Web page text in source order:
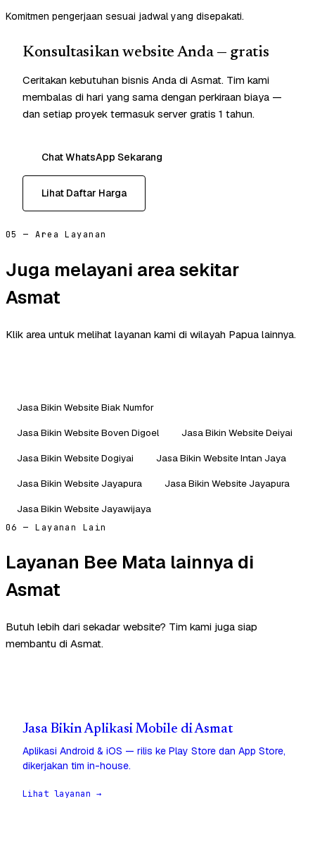
Komitmen pengerjaan sesuai jadwal yang disepakati.
Konsultasikan website Anda — gratis
Ceritakan kebutuhan bisnis Anda di Asmat. Tim kami
membalas di hari yang sama dengan perkiraan biaya —
dan setiap proyek termasuk server gratis 1 tahun.
Chat WhatsApp Sekarang
Lihat Daftar Harga
05 — Area Layanan
Juga melayani area sekitar
Asmat
Klik area untuk melihat layanan kami di wilayah Papua lainnya.
Jasa Bikin Website Biak Numfor
Jasa Bikin Website Boven Digoel
Jasa Bikin Website Deiyai
Jasa Bikin Website Dogiyai
Jasa Bikin Website Intan Jaya
Jasa Bikin Website Jayapura
Jasa Bikin Website Jayapura
Jasa Bikin Website Jayawijaya
06 — Layanan Lain
Layanan Bee Mata lainnya di
Asmat
Butuh lebih dari sekadar website? Tim kami juga siap
membantu di Asmat.
Jasa Bikin Aplikasi Mobile di Asmat
Aplikasi Android & iOS — rilis ke Play Store dan App Store,
dikerjakan tim in-house.
Lihat layanan →